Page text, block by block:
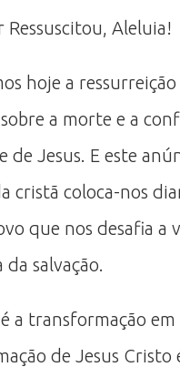
Ressuscitou, Aleluia!
hoje a
a morte e a
de Jesus. E este
cristã coloca-nos
que nos desafia a
da salvação.
a transformação em
de Jesus Cristo